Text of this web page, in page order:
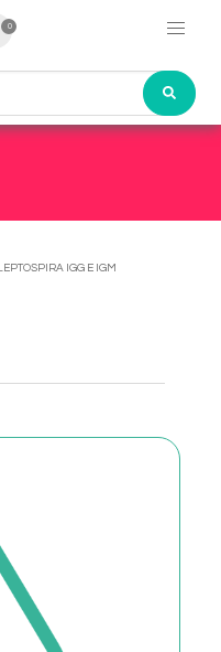
0
IGG E IGM